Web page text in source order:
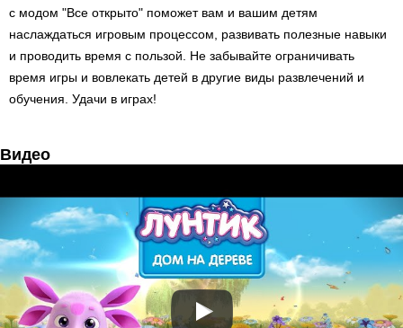
с модом "Все открыто" поможет вам и вашим детям
наслаждаться игровым процессом, развивать полезные навыки
и проводить время с пользой. Не забывайте ограничивать
время игры и вовлекать детей в другие виды развлечений и
обучения. Удачи в играх!
Видео